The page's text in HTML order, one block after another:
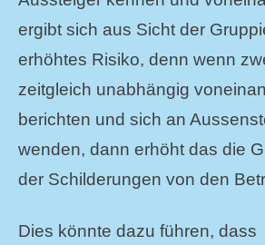
ergibt sich aus Sicht der
erhöhtes Risiko, denn wenn
zeitgleich unabhängig
berichten und sich an
wenden, dann erhöht das die
der Schilderungen von den
Dies könnte dazu führen, dass